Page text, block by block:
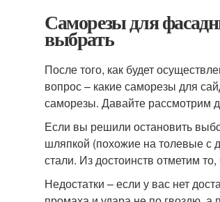
Саморезы для
выбрать
После того, как будет
вопрос – какие саморезы для
саморезы. Давайте рассмотрим
Если вы решили остановить
шляпкой (похожие на толевые с
стали. Из достоинств отметим
Недостатки – если у вас нет